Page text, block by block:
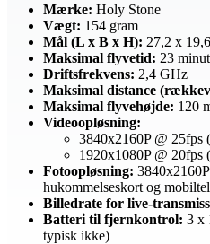
Mærke: Holy Stone
Vægt: 154 gram
Mål (L x B x H): 27,2 x
Maksimal flyvetid: 23
Driftsfrekvens: 2,4 GHz
Maksimal distance
Maksimal flyvehøjde: 120
Videoopløsning:
3840x2160P @ 25fps
1920x1080P @ 20fps
Fotoopløsning:
hukommelseskort og
Billedrate for live-
Batteri til fjernkontrol: 3 x
typisk ikke)